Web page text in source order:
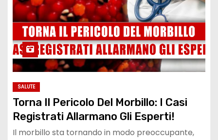
SALUTE
Torna Il Pericolo Del Morbillo: I Casi
Registrati Allarmano Gli Esperti!
Il morbillo sta tornando in modo preoccupante,